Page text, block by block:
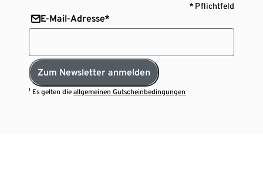
* Pflichtfeld
E-Mail-Adresse*
Zum Newsletter anmelden
¹ Es gelten dieallgemeinen Gutscheinbedingungen